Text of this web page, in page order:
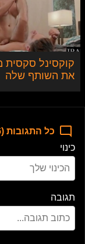
קוקסינל סקסית
את השותף שלה
כל התגובות (16)
כינוי
תגובה